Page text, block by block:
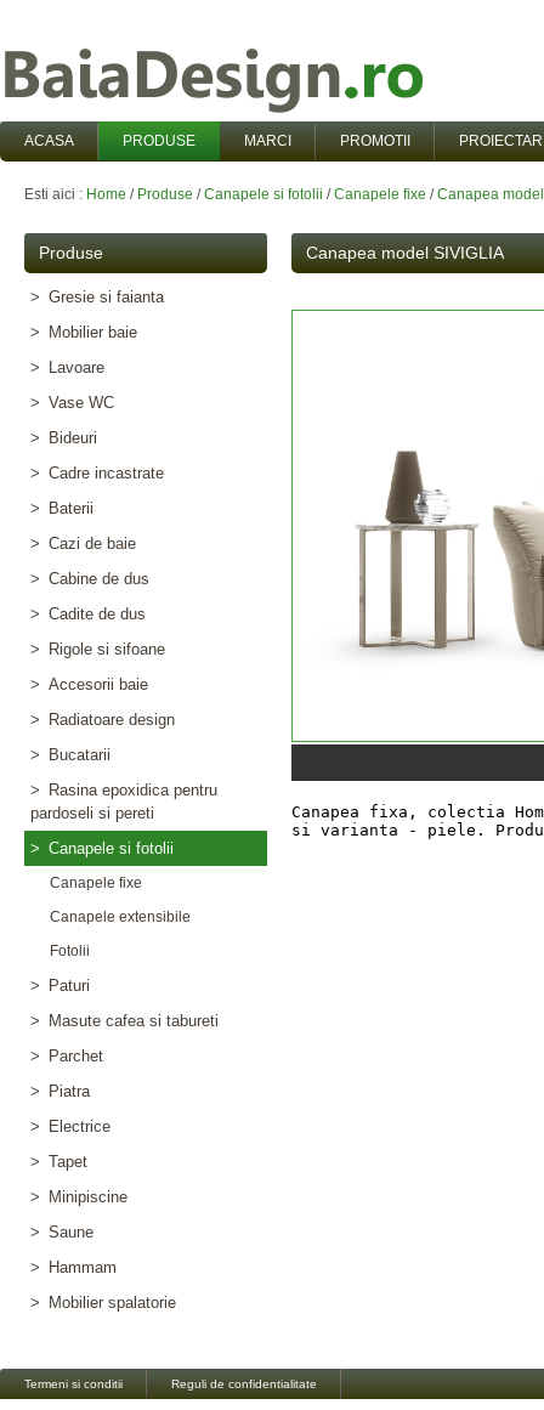
ACASA PRODUSE MARCI PROMOTII
Esti aici : Home / Produse /Canapele si fotolii /Canapele fixe /Canapea
Produse
> Gresie si faianta
>
Mobilier baie
>
Lavoare
> Vase WC
>
Bideuri
> Cadre incastrate
>
Baterii
> Cazi de baie
> Cabine de dus
> Cadite de dus
>
Rigole si sifoane
> Accesorii baie
>
Radiatoare design
>
Bucatarii
>
Rasina epoxidica pentru
pardoseli si pereti
> Canapele si fotolii
Canapele fixe
Canapele extensibile
Fotolii
>
Paturi
>
Masute cafea si tabureti
>
Parchet
>
Piatra
>
Electrice
> Tapet
>
Minipiscine
> Saune
>
Hammam
>
Mobilier spalatorie
Canapea model SIVIGLIA
Termeni si conditii Reguli de confidentialitate